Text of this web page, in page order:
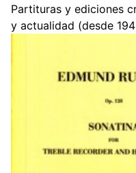
Partituras y ediciones
y actualidad (desde